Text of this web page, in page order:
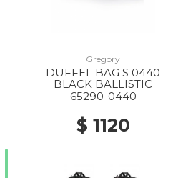
Gregory
DUFFEL BAG S 0440
BLACK BALLISTIC
65290-0440
$ 1120